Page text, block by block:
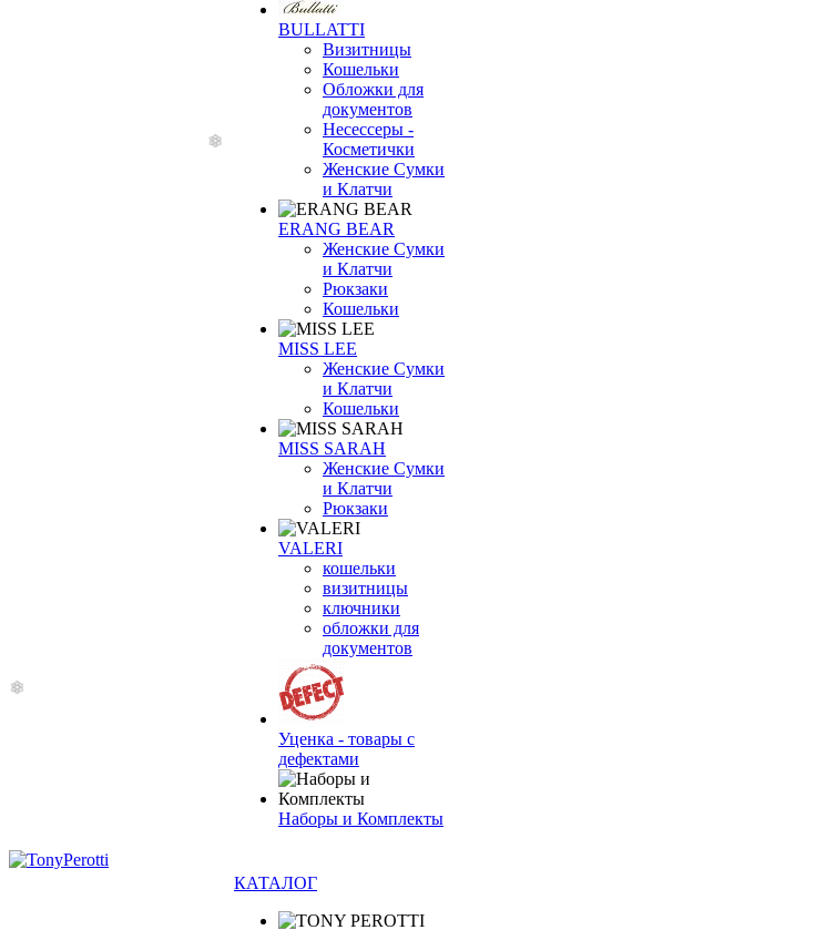
BULLATTI
Визитницы
Кошельки
Обложки для
документов
Несессеры -
Косметички
Женские Сумки
и Клатчи
ERANG BEAR
Женские Сумки
и Клатчи
Рюкзаки
Кошельки
MISS LEE
Женские Сумки
и Клатчи
Кошельки
MISS SARAH
Женские Сумки
и Клатчи
Рюкзаки
VALERI
кошельки
визитницы
ключники
обложки для
документов
Уценка - товары с
дефектами
Наборы и Комплекты
КАТАЛОГ